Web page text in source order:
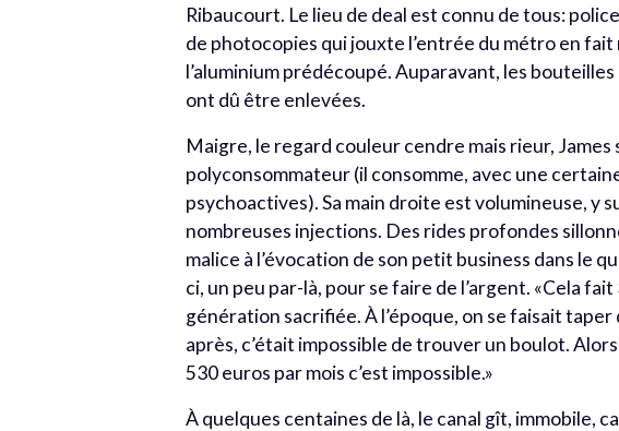
Ribaucourt. Le lieu de deal est connu de tous:
de photocopies qui jouxte l’entrée du métro en
l’aluminium prédécoupé. Auparavant, les
ont dû être enlevées.
Maigre, le regard couleur cendre mais rieur, James
polyconsommateur (il consomme, avec une
psychoactives). Sa main droite est volumineuse, y
nombreuses injections. Des rides profondes
malice à l’évocation de son petit business dans le
ci, un peu par-là, pour se faire de l’argent. «Cela
génération sacrifiée. À l’époque, on se faisait
après, c’était impossible de trouver un boulot.
530 euros par mois c’est impossible.»
À quelques centaines de là, le canal gît, immobile,